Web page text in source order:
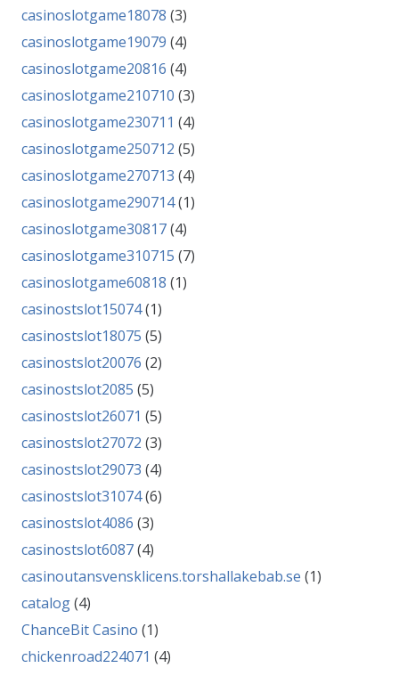
casinoslotgame18078 (3)
casinoslotgame19079 (4)
casinoslotgame20816 (4)
casinoslotgame210710 (3)
casinoslotgame230711 (4)
casinoslotgame250712 (5)
casinoslotgame270713 (4)
casinoslotgame290714(1)
casinoslotgame30817(4)
casinoslotgame310715 (7)
casinoslotgame60818 (1)
casinostslot15074(1)
casinostslot18075 (5)
casinostslot20076 (2)
casinostslot2085 (5)
casinostslot26071 (5)
casinostslot27072 (3)
casinostslot29073 (4)
casinostslot31074(6)
casinostslot4086 (3)
casinostslot6087(4)
casinoutansvensklicens.torshallakebab.se (1)
catalog(4)
ChanceBit Casino (1)
chickenroad224071 (4)